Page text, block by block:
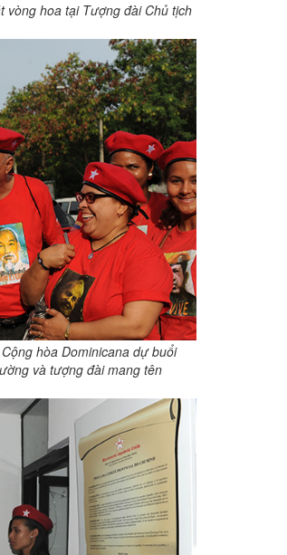
hoa tại Tượng đài Chủ tịch
hòa Dominicana dự buổi
và tượng đài mang tên